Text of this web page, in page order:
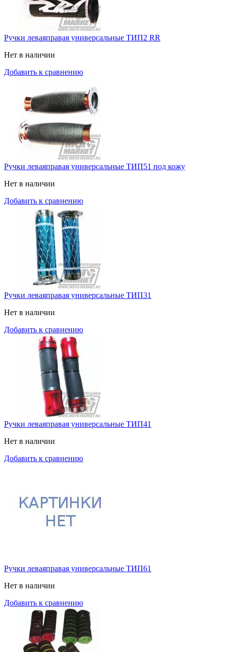
Ручки леваяправая универсальные ТИП2 RR
Нет в наличии
Добавить к сравнению
Ручки леваяправая универсальные ТИП51 под кожу
Нет в наличии
Добавить к сравнению
Ручки леваяправая универсальные ТИП31
Нет в наличии
Добавить к сравнению
Ручки леваяправая универсальные ТИП41
Нет в наличии
Добавить к сравнению
Ручки леваяправая универсальные ТИП61
Нет в наличии
Добавить к сравнению